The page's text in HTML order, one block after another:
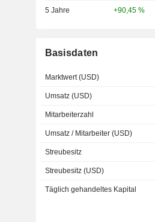
5 Jahre +90,45 %
Basisdaten
Marktwert (USD)
Umsatz (USD)
Mitarbeiterzahl
Umsatz / Mitarbeiter (USD)
Streubesitz
Streubesitz (USD)
Täglich gehandeltes Kapital